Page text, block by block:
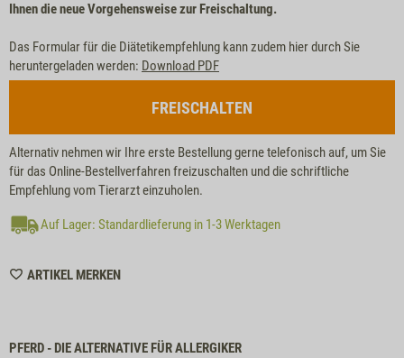
Ihnen die neue Vorgehensweise zur Freischaltung.
Das Formular für die Diätetikempfehlung kann zudem hier durch Sie
heruntergeladen werden: Download PDF
FREISCHALTEN
Alternativ nehmen wir Ihre erste Bestellung gerne telefonisch auf, um Sie
für das Online-Bestellverfahren freizuschalten und die schriftliche
Empfehlung vom Tierarzt einzuholen.
Auf Lager: Standardlieferung in 1-3 Werktagen
ARTIKEL MERKENWISHLIST
PFERD - DIE ALTERNATIVE FÜR ALLERGIKER